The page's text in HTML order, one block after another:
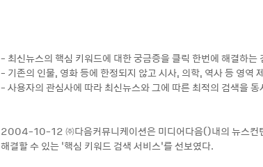
- 최신뉴스의 핵심 키워드에 대한 궁금증을 클릭 한번에 해결하는
- 기존의 인물, 영화 등에 한정되지 않고 시사, 의학, 역사 등 영역
- 사용자의 관심사에 따라 최신뉴스와 그에 따른 최적의 검색을 동
2004-10-12 ㈜다음커뮤니케이션은 미디어다음()내의 뉴스컨
해결할 수 있는 ‘핵심 키워드 검색 서비스’를 선보였다.